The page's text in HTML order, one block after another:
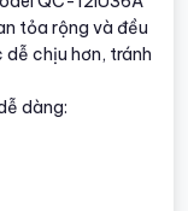
tỏa rộng và đều
chịu hơn, tránh
dàng: